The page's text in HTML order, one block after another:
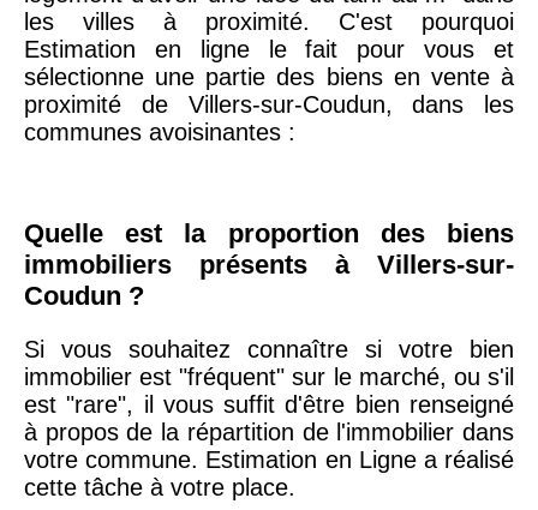
75019 -Paris
19ème
arrondissement
9 231 € 10 415 €
75013 -Paris
13ème
arrondissement
76600 -Le Havre 2 455 € 2 453 €
42000 -Saint-
1 404 €
les villes à proximité. C'est pourquoi
Estimation en ligne le fait pour vous et
sélectionne une partie des biens en vente à
proximité de Villers-sur-Coudun, dans les
communes avoisinantes :
Quelle est la proportion des biens
immobiliers présents à Villers-sur-
Coudun ?
Si vous souhaitez connaître si votre bien
immobilier est "fréquent" sur le marché, ou s'il
est "rare", il vous suffit d'être bien renseigné
à propos de la répartition de l'immobilier dans
votre commune. Estimation en Ligne a réalisé
cette tâche à votre place.